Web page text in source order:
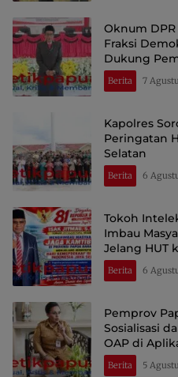
Oknum
Fraksi
Dukung
Berita 7
Kapolres
Peringatan
Selatan
Berita 6
Tokoh
Imbau
Jelang HUT
Berita 6
Pemprov
Sosialisasi
OAP di
Berita 5